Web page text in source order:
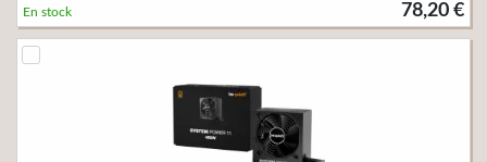
78,20 €
En stock